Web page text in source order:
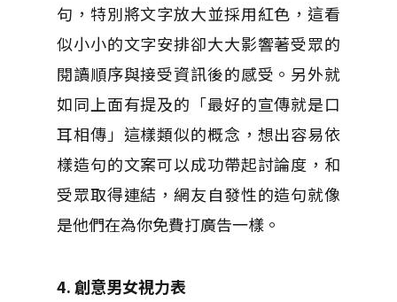
句，特別將文字放大並採用紅色，這看
似小小的文字安排卻大大影響著受眾的
閱讀順序與接受資訊後的感受。另外就
如同上面有提及的「最好的宣傳就是口
耳相傳」這樣類似的概念，想出容易依
樣造句的文案可以成功帶起討論度，和
受眾取得連結，網友自發性的造句就像
是他們在為你免費打廣告一樣。
4. 創意男女視力表